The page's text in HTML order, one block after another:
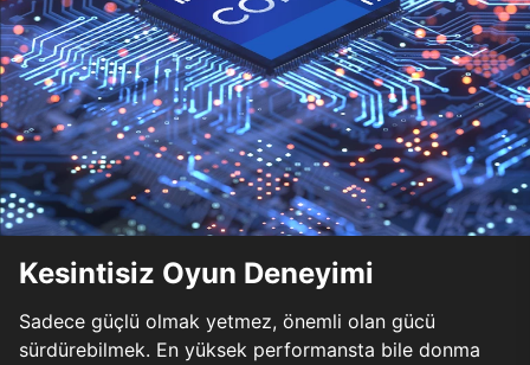
Kesintisiz Oyun Deneyimi
Sadece güçlü olmak yetmez, önemli olan gücü
sürdürebilmek. En yüksek performansta bile donma